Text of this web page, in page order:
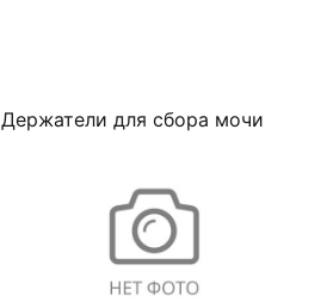
Держатели для сбора мочи